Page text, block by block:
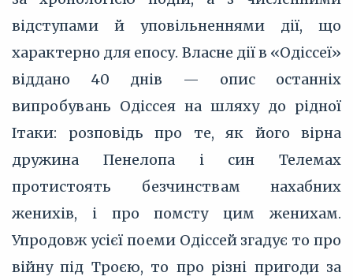
відступами й уповільненнями дії, що
характерно для епосу. Власне дії в «Одіссеї»
віддано 40 днів — опис останніх
випробувань Одіссея на шляху до рідної
Ітаки: розповідь про те, як його вірна
дружина Пенелопа і син Телемах
протистоять безчинствам нахабних
женихів, і про помсту цим женихам.
Упродовж усієї поеми Одіссей згадує то про
війну під Троєю, то про різні пригоди за